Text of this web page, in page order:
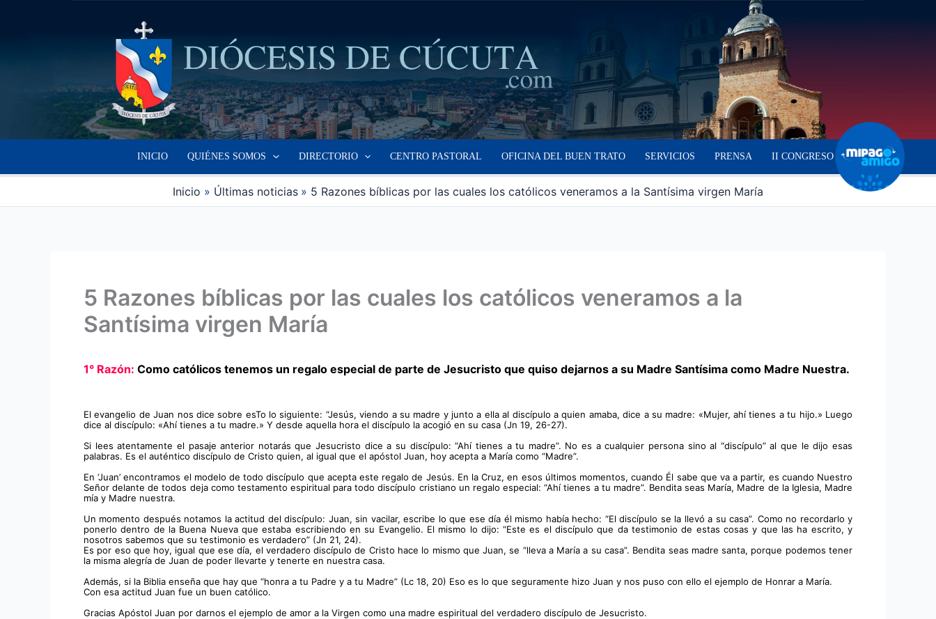
INICIO QUIÉNES SOMOS DIRECTORIO CENTRO PASTORAL OFICINA DEL BUEN TRATO SERVICIOS PRENSA II CONGRESO
Inicio Últimas noticias 5 Razones bíblicas por las cuales los católicos veneramos a la Santísima virgen María
5 Razones bíblicas por las cuales los católicos veneramos a la
Santísima virgen María
1° Razón: Como católicos tenemos un regalo especial de parte de Jesucristo que quiso dejarnos a su Madre Santísima como Madre Nuestra.
El evangelio de Juan nos dice sobre esTo lo siguiente: “Jesús, viendo a su madre y junto a ella al discípulo a quien amaba, dice a su madre: «Mujer, ahí tienes a tu hijo.» Luego
dice al discípulo: «Ahí tienes a tu madre.» Y desde aquella hora el discípulo la acogió en su casa (Jn 19, 26-27).
Si lees atentamente el pasaje anterior notarás que Jesucristo dice a su discípulo: “Ahí tienes a tu madre”. No es a cualquier persona sino al “discípulo” al que le dijo esas
palabras. Es el auténtico discípulo de Cristo quien, al igual que el apóstol Juan, hoy acepta a María como “Madre”.
En ‘Juan’ encontramos el modelo de todo discípulo que acepta este regalo de Jesús. En la Cruz, en esos últimos momentos, cuando Él sabe que va a partir, es cuando Nuestro
Señor delante de todos deja como testamento espiritual para todo discípulo cristiano un regalo especial: “Ahí tienes a tu madre”. Bendita seas María, Madre de la Iglesia, Madre
mía y Madre nuestra.
Un momento después notamos la actitud del discípulo: Juan, sin vacilar, escribe lo que ese día él mismo había hecho: “El discípulo se la llevó a su casa”. Como no recordarlo y
ponerlo dentro de la Buena Nueva que estaba escribiendo en su Evangelio. El mismo lo dijo: “Este es el discípulo que da testimonio de estas cosas y que las ha escrito, y
nosotros sabemos que su testimonio es verdadero” (Jn 21, 24).
Es por eso que hoy, igual que ese día, el verdadero discípulo de Cristo hace lo mismo que Juan, se “lleva a María a su casa”. Bendita seas madre santa, porque podemos tener
la misma alegría de Juan de poder llevarte y tenerte en nuestra casa.
Además, si la Biblia enseña que hay que “honra a tu Padre y a tu Madre” (Lc 18, 20) Eso es lo que seguramente hizo Juan y nos puso con ello el ejemplo de Honrar a María.
Con esa actitud Juan fue un buen católico.
Gracias Apóstol Juan por darnos el ejemplo de amor a la Virgen como una madre espiritual del verdadero discípulo de Jesucristo.